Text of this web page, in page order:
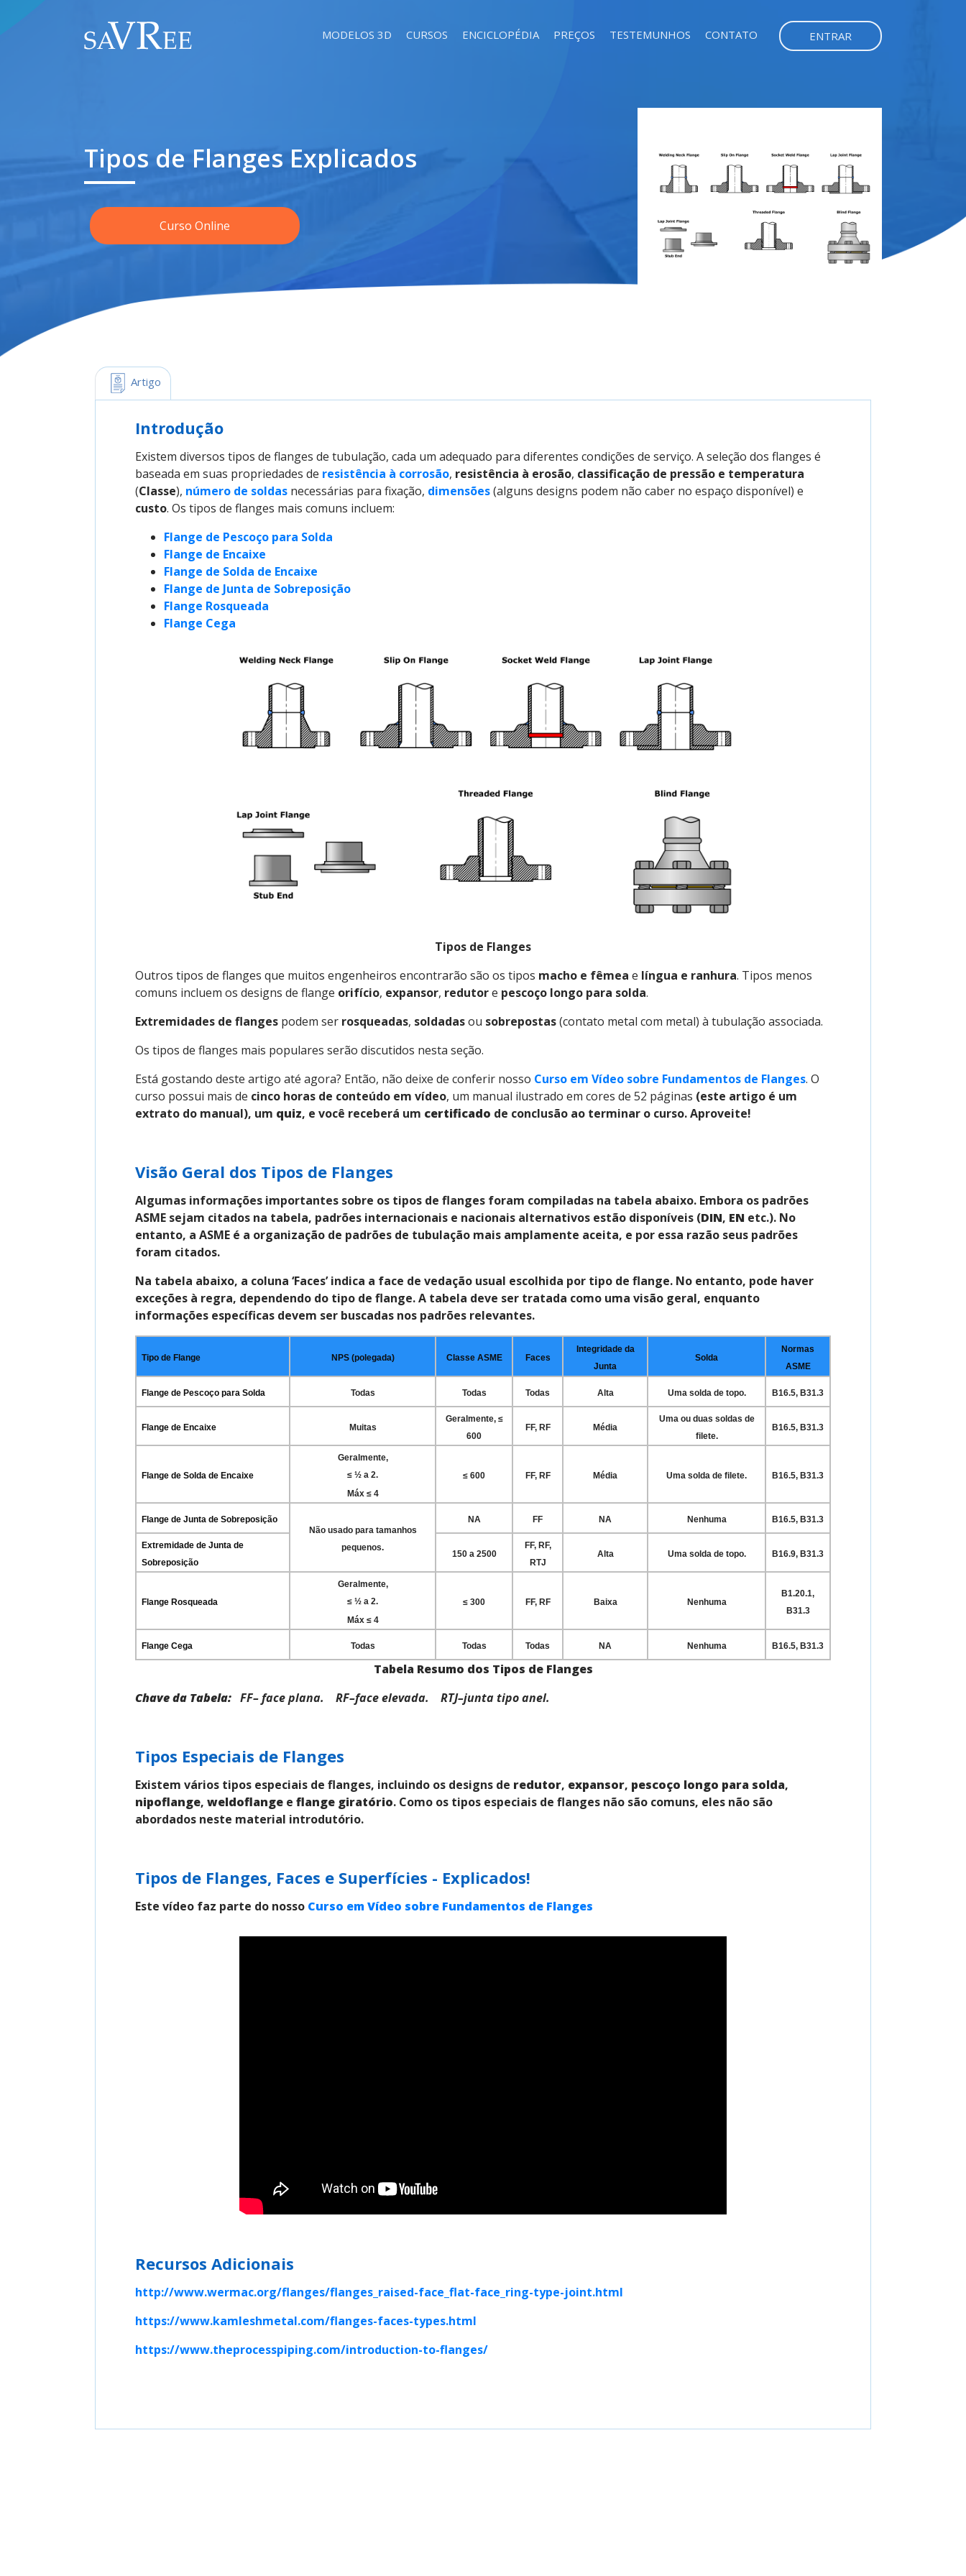
MODELOS 3D CURSOS ENCICLOPÉDIA PREÇOS TESTEMUNHOS CONTATO ENTRAR
Tipos de Flanges Explicados
Curso Online
Artigo
Introdução
Existem diversos tipos de flanges de tubulação, cada um adequado para diferentes condições de serviço. A seleção dos flanges é
baseada em suas propriedades de resistência à corrosão, resistência à erosão, classificação de pressão e temperatura
(Classe), número de soldas necessárias para fixação, dimensões(alguns designs podem não caber no espaço disponível) e
custo. Os tipos de flanges mais comuns incluem:
Flange de Pescoço para Solda
Flange de Encaixe
Flange de Solda de Encaixe
Flange de Junta de Sobreposição
Flange Rosqueada
Flange Cega
Tipos de Flanges
Outros tipos de flanges que muitos engenheiros encontrarão são os tipos macho e fêmea e língua e ranhura. Tipos menos
comuns incluem os designs de flange orifício, expansor, redutore pescoço longo para solda.
Extremidades de flanges podem ser rosqueadas, soldadasou sobrepostas(contato metal com metal) à tubulação associada.
Os tipos de flanges mais populares serão discutidos nesta seção.
Está gostando deste artigo até agora? Então, não deixe de conferir nosso Curso em Vídeo sobre Fundamentos de Flanges. O
curso possui mais de cinco horas de conteúdo em vídeo, um manual ilustrado em cores de 52 páginas (este artigo é um
extrato do manual), um quiz, e você receberá um certificado de conclusão ao terminar o curso. Aproveite!
Visão Geral dos Tipos de Flanges
Algumas informações importantes sobre os tipos de flanges foram compiladas na tabela abaixo. Embora os padrões
ASME sejam citados na tabela, padrões internacionais e nacionais alternativos estão disponíveis (DIN, EN etc.). No
entanto, a ASME é a organização de padrões de tubulação mais amplamente aceita, e por essa razão seus padrões
foram citados.
Na tabela abaixo, a coluna ‘Faces’ indica a face de vedação usual escolhida por tipo de flange. No entanto, pode haver
exceções à regra, dependendo do tipo de flange. A tabela deve ser tratada como uma visão geral, enquanto
informações específicas devem ser buscadas nos padrões relevantes.
Tipo de Flange NPS (polegada) Classe ASME Faces
Integridade da
Junta
Solda
Normas
ASME
Flange de Pescoço para Solda Todas Todas Todas Alta Uma solda de topo. B16.5, B31.3
Flange de Encaixe Muitas
Geralmente, ≤
600
FF, RF Média
Uma ou duas soldas de
filete.
B16.5, B31.3
Flange de Solda de Encaixe
Geralmente,
≤ ½ a 2.
Máx ≤ 4
≤ 600 FF, RF Média Uma solda de filete. B16.5, B31.3
Flange de Junta de Sobreposição
Não usado para tamanhos
pequenos.
NA FF NA Nenhuma B16.5, B31.3
Extremidade de Junta de
Sobreposição
150 a 2500
FF, RF,
RTJ
Alta Uma solda de topo. B16.9, B31.3
Flange Rosqueada
Geralmente,
≤ ½ a 2.
Máx ≤ 4
≤ 300 FF, RF Baixa Nenhuma
B1.20.1,
B31.3
Flange Cega Todas Todas Todas NA Nenhuma B16.5, B31.3
Tabela Resumo dos Tipos de Flanges
Chave da Tabela: FF– face plana. RF–face elevada. RTJ–junta tipo anel.
Tipos Especiais de Flanges
Existem vários tipos especiais de flanges, incluindo os designs de redutor, expansor, pescoço longo para solda,
nipoflange, weldoflange e flange giratório. Como os tipos especiais de flanges não são comuns, eles não são
abordados neste material introdutório.
Tipos de Flanges, Faces e Superfícies - Explicados!
Este vídeo faz parte do nosso Curso em Vídeo sobre Fundamentos de Flanges
Recursos Adicionais
http://www.wermac.org/flanges/flanges_raised-face_flat-face_ring-type-joint.html
https://www.kamleshmetal.com/flanges-faces-types.html
https://www.theprocesspiping.com/introduction-to-flanges/